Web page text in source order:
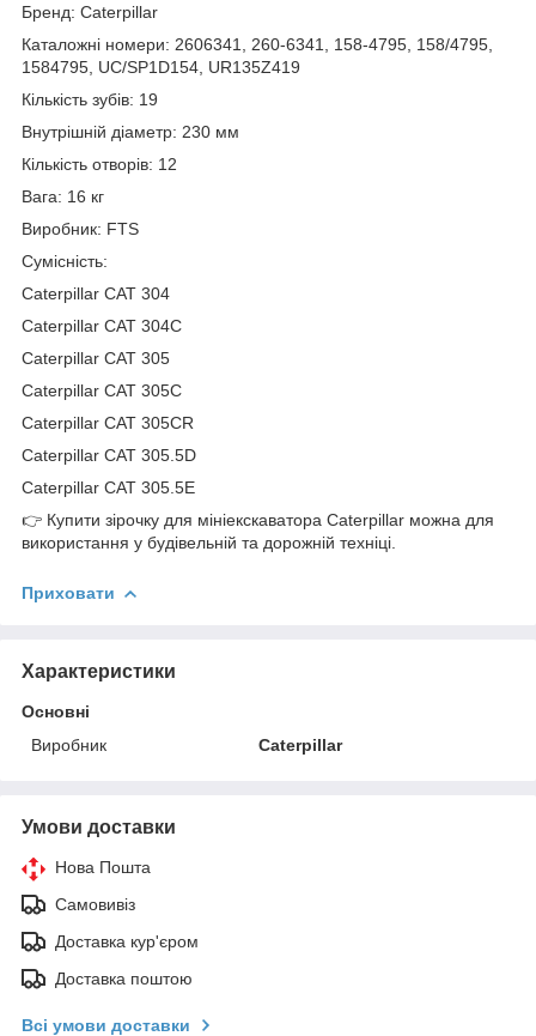
Бренд: Caterpillar
Каталожні номери: 2606341, 260-6341, 158-4795, 158/4795,
1584795, UC/SP1D154, UR135Z419
Кількість зубів: 19
Внутрішній діаметр: 230 мм
Кількість отворів: 12
Вага: 16 кг
Виробник: FTS
Сумісність:
Caterpillar CAT 304
Caterpillar CAT 304C
Caterpillar CAT 305
Caterpillar CAT 305C
Caterpillar CAT 305CR
Caterpillar CAT 305.5D
Caterpillar CAT 305.5E
👉 Купити зірочку для мініекскаватора Caterpillar можна для
використання у будівельній та дорожній техніці.
Приховати
Характеристики
Основні
Виробник
Caterpillar
Умови доставки
Нова Пошта
Самовивіз
Доставка кур'єром
Доставка поштою
Всі умови доставки